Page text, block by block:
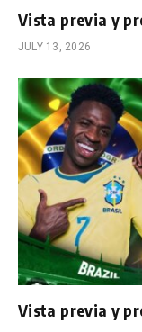
Vista previa y
JULY 13, 2026
Vista previa y